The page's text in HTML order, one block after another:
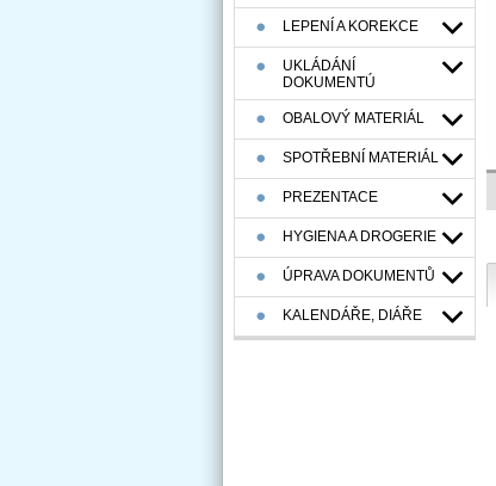
LEPENÍ A KOREKCE
UKLÁDÁNÍ
DOKUMENTÚ
OBALOVÝ MATERIÁL
SPOTŘEBNÍ MATERIÁL
PREZENTACE
HYGIENA A DROGERIE
ÚPRAVA DOKUMENTŮ
KALENDÁŘE, DIÁŘE